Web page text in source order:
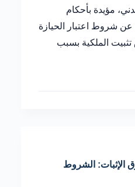
مؤيدة بأحكام
عن شروط اعتبار الحيازة
الملكية بسبب
الإثبات: الشروط